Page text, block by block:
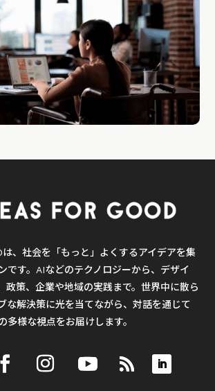
は、社会を「もっと」よくするアイデアを集
です。AIなどのテクノロジーから、デザイ
政策、企業や地域の実践まで。世界中に散ら
な解決策に光を当てながら、対話を通じて
多様な視点をお届けします。